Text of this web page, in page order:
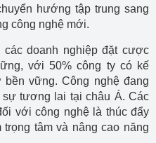
hướng tập trung sang
công nghệ mới.
các doanh nghiệp đặt cược
với 50% công ty có kế
vững. Công nghệ đang
tương lai tại châu Á. Các
với công nghệ là thúc đẩy
tâm và nâng cao năng